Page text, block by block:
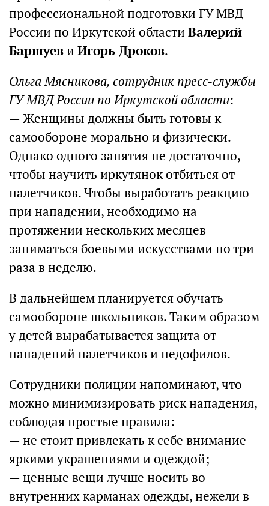
профессиональной подготовки ГУ МВД
России по Иркутской области Валерий
Баршуеви Игорь Дроков.
Ольга Мясникова, сотрудник пресс-службы
ГУ МВД России по Иркутской области:
— Женщины должны быть готовы к
самообороне морально и физически.
Однако одного занятия не достаточно,
чтобы научить иркутянок отбиться от
налетчиков. Чтобы выработать реакцию
при нападении, необходимо на
протяжении нескольких месяцев
заниматься боевыми искусствами по три
раза в неделю.
В дальнейшем планируется обучать
самообороне школьников. Таким образом
у детей вырабатывается защита от
нападений налетчиков и педофилов.
Сотрудники полиции напоминают, что
можно минимизировать риск нападения,
соблюдая простые правила:
— не стоит привлекать к себе внимание
яркими украшениями и одеждой;
— ценные вещи лучше носить во
внутренних карманах одежды, нежели в